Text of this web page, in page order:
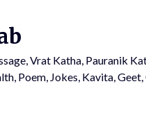
Vrat Katha, Pauranik
Poem, Jokes, Kavita, Geet,